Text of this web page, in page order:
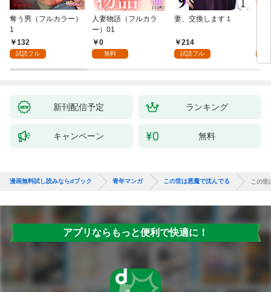
奪う男（フルカラー）
1
132
試読フル
人妻物語（フルカラ
ー）01
0
無料
妻、交換します１
214
試読フル
な
新刊配信予定 ランキング
キャンペーン 無料
漫画無料試し読みならdブック 青年マンガ この世は悪魔で沈んでる この世
アプリならもっと便利で快適に！